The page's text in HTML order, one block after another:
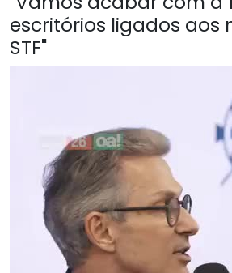
escritórios ligados aos
STF"